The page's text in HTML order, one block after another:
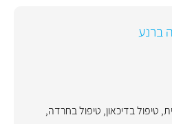
ברנע
, טיפול בדיכאון, טיפול בחרדה,